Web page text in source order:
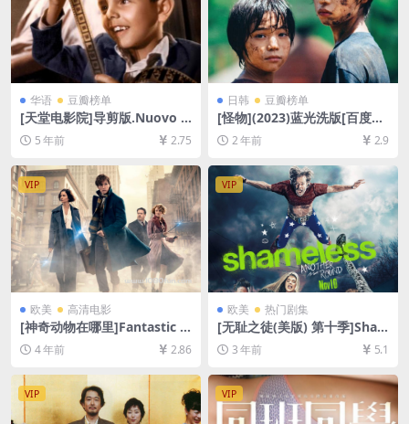
华语 豆瓣榜单
[天堂电影院]导剪版.Nuovo C
inema Paradiso (1988)[百度
网盘+迅雷云盘资源1080P超
清未删减][MP4/11GB][中文
字幕]
5 年前 2.75
日韩 豆瓣榜单
[怪物](2023)蓝光洗版[百度网
盘+夸克网盘1080P超清未删
减资源][网盘在线播放/下载]
[MP4/8GB][中文字幕]
2 年前 2.9
VIP
欧美 高清电影
[神奇动物在哪里]Fantastic B
easts and Where to Find T
hem (2016)[百度网盘+迅雷云
4/8.7GB][中英字幕]
4 年前 2.86
VIP
欧美 热门剧集
[无耻之徒(美版) 第十季]Sha
meless Season 10 (2019)[百
度网盘+夸克网盘1080P超清
载][MP4/36GB][中英字幕]
3 年前 5.1
VIP VIP